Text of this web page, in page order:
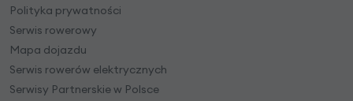
Polityka prywatności
Serwis rowerowy
Mapa dojazdu
Serwis rowerów elektrycznych
Serwisy Partnerskie w Polsce